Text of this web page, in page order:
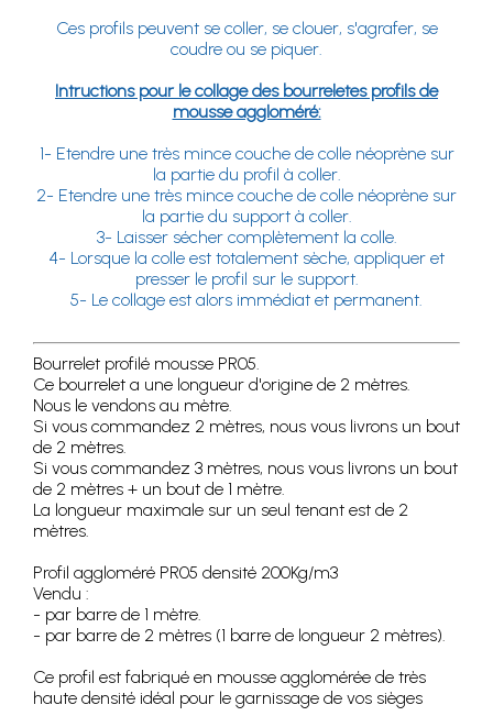
Ces profils peuvent se coller, se clouer, s'agrafer, se
coudre ou se piquer.
Intructions pour le collage des bourreletes profils de
mousse aggloméré:
1- Etendre une très mince couche de colle néoprène sur
la partie du profil à coller.
2- Etendre une très mince couche de colle néoprène sur
la partie du support à coller.
3- Laisser sécher complètement la colle.
4- Lorsque la colle est totalement sèche, appliquer et
presser le profil sur le support.
5- Le collage est alors immédiat et permanent.
Bourrelet profilé mousse PR05.
Ce bourrelet a une longueur d'origine de 2 mètres.
Nous le vendons au mètre.
Si vous commandez 2 mètres, nous vous livrons un bout
de 2 mètres.
Si vous commandez 3 mètres, nous vous livrons un bout
de 2 mètres + un bout de 1 mètre.
La longueur maximale sur un seul tenant est de 2
mètres.
Profil aggloméré PR05 densité 200Kg/m3
Vendu :
- par barre de 1 mètre.
- par barre de 2 mètres (1 barre de longueur 2 mètres).
Ce profil est fabriqué en mousse agglomérée de très
haute densité idéal pour le garnissage de vos sièges